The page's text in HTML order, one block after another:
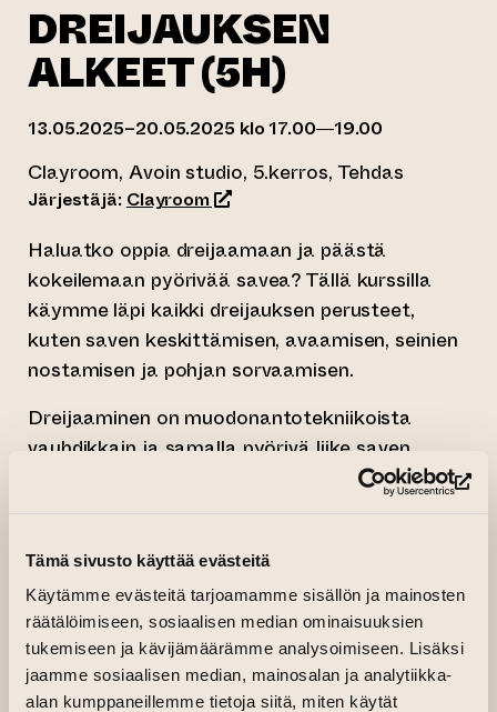
Tämä sivusto käyttää evästeitä
Käytämme evästeitä tarjoamamme sisällön ja mainosten
räätälöimiseen, sosiaalisen median ominaisuuksien
tukemiseen ja kävijämäärämme analysoimiseen. Lisäksi
jaamme sosiaalisen median, mainosalan ja analytiikka-
alan kumppaneillemme tietoja siitä, miten käytät
DREIJAUKSEN
ALKEET (5H)
13.05.2025–20.05.2025 klo 17.00—19.00
Clayroom, Avoin studio, 5.kerros, Tehdas
Järjestäjä: Clayroom (siirtyy toiseen verkkopalveluun)
Haluatko oppia dreijaamaan ja päästä
kokeilemaan pyörivää savea? Tällä kurssilla
käymme läpi kaikki dreijauksen perusteet,
kuten saven keskittämisen, avaamisen, seinien
nostamisen ja pohjan sorvaamisen.
Dreijaaminen on muodonantotekniikoista
vauhdikkain ja samalla pyörivä liike saven
äärellä voi olla joskus hyvinkin hypnoottista.
Aloittelijoille kurssi tarjoaa rauhallisen ja
alusta asti. Kokeneemmille kurssi antaa
mahdollisuuden kehittää taitojaan ja syventyä
haastavampiin muotoihin ja tekniikoihin. Tule
kokeilemaan dreijausta tai viemään taitosi
uudelle tasolle!